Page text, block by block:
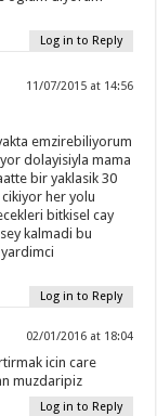
Log in to Reply
11/07/2015 at 14:56
emzirebiliyorum
dolayisiyla mama
bir yaklasik 30
her yolu
bitkisel cay
kalmadi bu
Log in to Reply
02/01/2016 at 18:04
icin care
muzdaripiz
Log in to Reply